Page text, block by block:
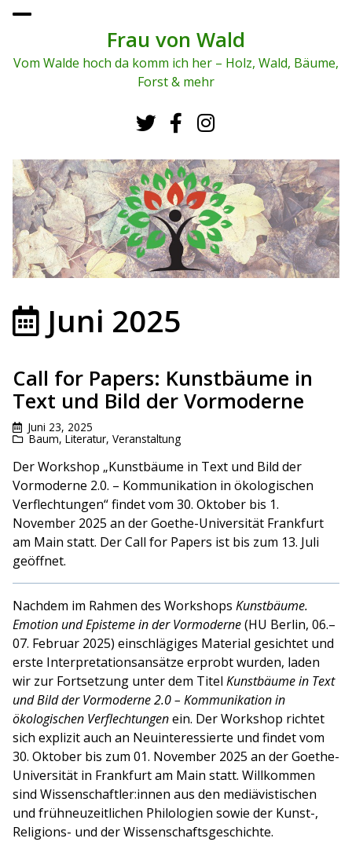
To
me
Frau von Wald
Vom Walde hoch da komm ich her – Holz, Wald, Bäume,
Forst & mehr
Juni 2025
Call for Papers: Kunstbäume in
Text und Bild der Vormoderne
Juni 23, 2025
Baum, Literatur, Veranstaltung
Der Workshop „Kunstbäume in Text und Bild der
Vormoderne 2.0. – Kommunikation in ökologischen
Verflechtungen“ findet vom 30. Oktober bis 1.
November 2025 an der Goethe-Universität Frankfurt
am Main statt. Der Call for Papers ist bis zum 13. Juli
geöffnet.
Nachdem im Rahmen des Workshops Kunstbäume.
Emotion und Episteme in der Vormoderne(HU Berlin, 06.–
07. Februar 2025) einschlägiges Material gesichtet und
erste Interpretationsansätze erprobt wurden, laden
wir zur Fortsetzung unter dem Titel Kunstbäume in Text
und Bild der Vormoderne 2.0 – Kommunikation in
ökologischen Verflechtungenein. Der Workshop richtet
sich explizit auch an Neuinteressierte und findet vom
30. Oktober bis zum 01. November 2025 an der Goethe-
Universität in Frankfurt am Main statt. Willkommen
sind Wissenschaftler:innen aus den mediävistischen
und frühneuzeitlichen Philologien sowie der Kunst-,
Religions- und der Wissenschaftsgeschichte.